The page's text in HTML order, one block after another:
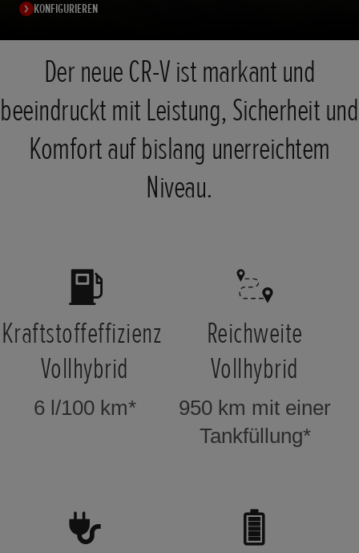
KONFIGURIEREN
Der neue CR-V ist markant und
beeindruckt mit Leistung, Sicherheit und
Komfort auf bislang unerreichtem
Niveau.
Kraftstoffeffizienz
Vollhybrid
6 l/100 km*
Reichweite
Vollhybrid
950 km mit einer
Tankfüllung*